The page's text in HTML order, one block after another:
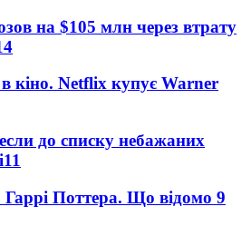
на $105 млн через втрату
кіно. Netflix купує Warner
до списку небажаних
11
Гаррі Поттера. Що відомо 9